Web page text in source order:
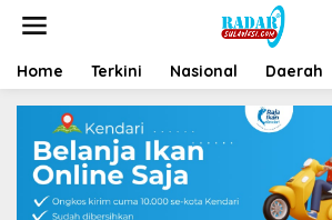
Home Terkini Nasional Daerah